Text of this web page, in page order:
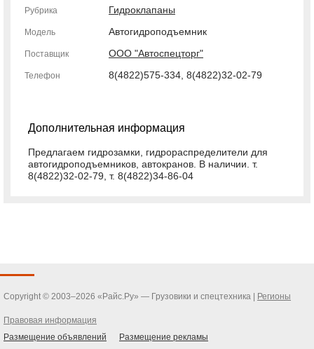
Рубрика Гидроклапаны
Модель Автогидроподъемник
Поставщик ООО "Автоспецторг"
Телефон 8(4822)575-334, 8(4822)32-02-79
Дополнительная информация
Предлагаем гидрозамки, гидрораспределители для
автогидроподъемников, автокранов. В наличии. т.
8(4822)32-02-79, т. 8(4822)34-86-04
Copyright © 2003–2026 «Райс.Ру» — Грузовики и спецтехника | Регионы
Правовая информация
Размещение объявлений
Размещение рекламы